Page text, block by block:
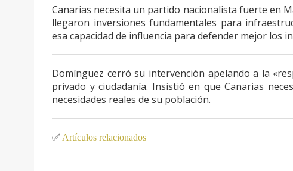
Canarias necesita un partido nacionalista fuerte en
llegaron inversiones fundamentales para
esa capacidad de influencia para defender mejor los
Domínguez cerró su intervención apelando a la
privado y ciudadanía. Insistió en que Canarias
necesidades reales de su población.
✅ Artículos relacionados